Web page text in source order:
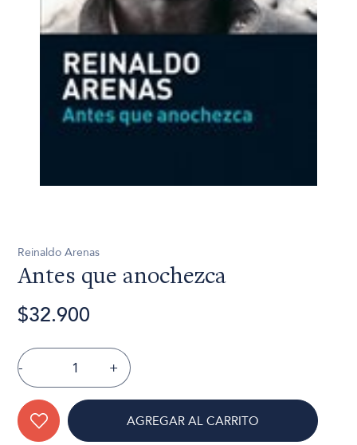
Reinaldo Arenas
Antes que anochezca
$32.900
- +
AGREGAR AL CARRITO